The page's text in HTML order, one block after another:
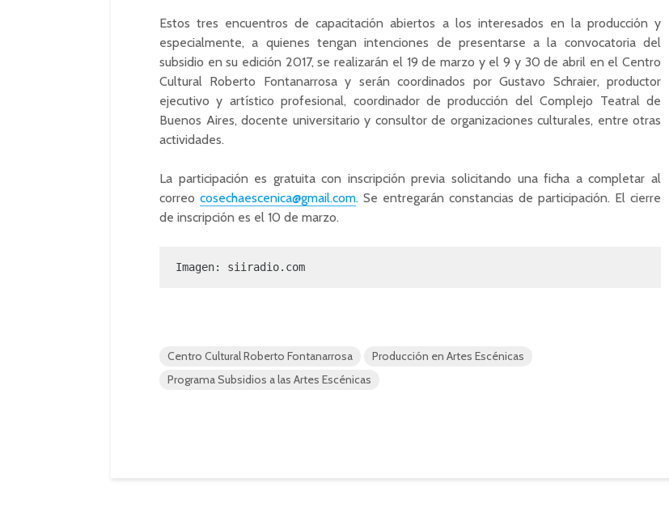
Estos tres encuentros de capacitación abiertos a los interesados en la producción y
especialmente, a quienes tengan intenciones de presentarse a la convocatoria del
subsidio en su edición 2017, se realizarán el 19 de marzo y el 9 y 30 de abril en el Centro
Cultural Roberto Fontanarrosay serán coordinados por Gustavo Schraier, productor
ejecutivo y artístico profesional, coordinador de producción del Complejo Teatral de
Buenos Aires, docente universitario y consultor de organizaciones culturales, entre otras
actividades.
La participación es gratuita con inscripción previa solicitando una ficha a completar al
correo cosechaescenica@gmail.com. Se entregarán constancias de participación. El cierre
de inscripción es el 10 de marzo.
Imagen: siiradio.com
Centro Cultural Roberto Fontanarrosa
Producción en Artes Escénicas
Programa Subsidios a las Artes Escénicas